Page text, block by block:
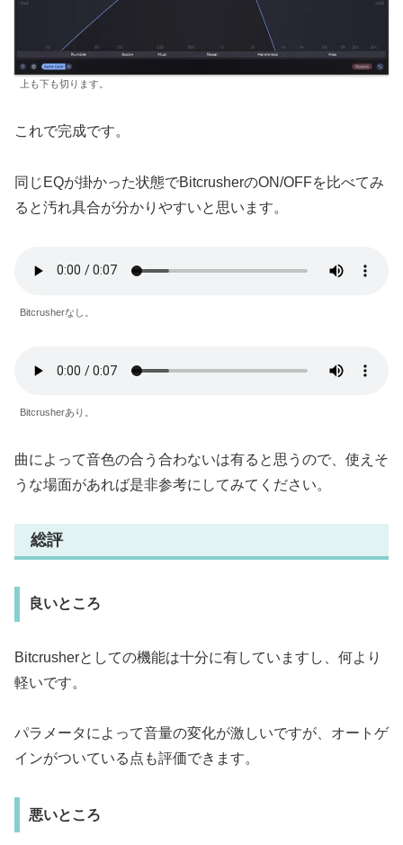
上も下も切ります。
これで完成です。
同じEQが掛かった状態でBitcrusherのON/OFFを比べてみ
ると汚れ具合が分かりやすいと思います。
Bitcrusherなし。
Bitcrusherあり。
曲によって音色の合う合わないは有ると思うので、使えそ
うな場面があれば是非参考にしてみてください。
総評
良いところ
Bitcrusherとしての機能は十分に有していますし、何より
軽いです。
パラメータによって音量の変化が激しいですが、オートゲ
インがついている点も評価できます。
悪いところ